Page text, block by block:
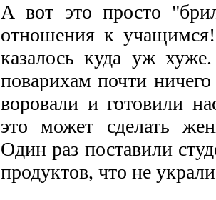
А вот это просто
отношения к
казалось куда уж
поварихам почти
воровали и готовили
это может сделать
Один раз поставили
продуктов, что не